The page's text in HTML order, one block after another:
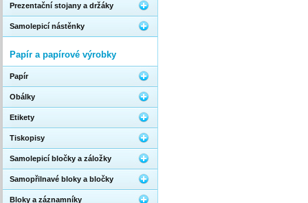
Prezentační stojany a držáky
Samolepicí nástěnky
Papír a papírové výrobky
Papír
Obálky
Etikety
Tiskopisy
Samolepicí bločky a záložky
Samopřilnavé bloky a bločky
Bloky a záznamníky